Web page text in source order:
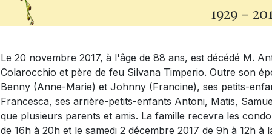
1929 -
Le 20 novembre 2017, à l'âge de 88 ans, est décédé M.
Colarocchio et père de feu Silvana Timperio. Outre son
Benny (Anne-Marie) et Johnny (Francine), ses petits-
Francesca, ses arrière-petits-enfants Antoni, Matis,
que plusieurs parents et amis. La famille recevra les
de 16h à 20h et le samedi 2 décembre 2017 de 9h à 12h à